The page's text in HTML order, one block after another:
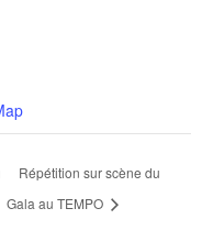
Répétition sur scène du
Gala au TEMPO